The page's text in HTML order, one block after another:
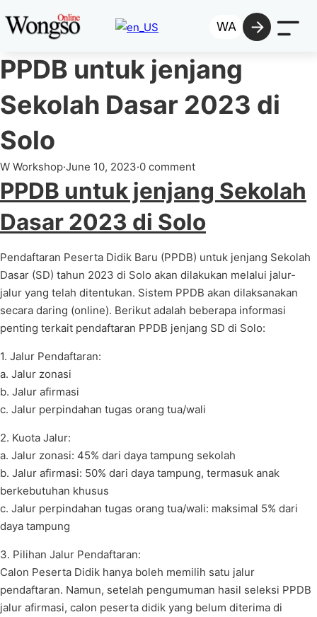
Skip to main content
Skip to footer
WA
PPDB untuk jenjang
Sekolah Dasar 2023 di
Solo
W Workshop·June 10, 2023·0 comment
PPDB untuk jenjang Sekolah
Dasar 2023 di Solo
Pendaftaran Peserta Didik Baru (PPDB) untuk jenjang Sekolah
Dasar (SD) tahun 2023 di Solo akan dilakukan melalui jalur-
jalur yang telah ditentukan. Sistem PPDB akan dilaksanakan
secara daring (online). Berikut adalah beberapa informasi
penting terkait pendaftaran PPDB jenjang SD di Solo:
1. Jalur Pendaftaran:
a. Jalur zonasi
b. Jalur afirmasi
c. Jalur perpindahan tugas orang tua/wali
2. Kuota Jalur:
a. Jalur zonasi: 45% dari daya tampung sekolah
b. Jalur afirmasi: 50% dari daya tampung, termasuk anak
berkebutuhan khusus
c. Jalur perpindahan tugas orang tua/wali: maksimal 5% dari
daya tampung
3. Pilihan Jalur Pendaftaran:
Calon Peserta Didik hanya boleh memilih satu jalur
pendaftaran. Namun, setelah pengumuman hasil seleksi PPDB
jalur afirmasi, calon peserta didik yang belum diterima di